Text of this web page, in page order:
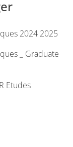
2024 2025
_ Graduate
Etudes